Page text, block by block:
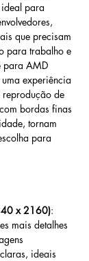
para
que precisam
para trabalho e
para AMD
experiência
reprodução de
bordas finas
tornam
para
x 2160):
mais detalhes
ideais